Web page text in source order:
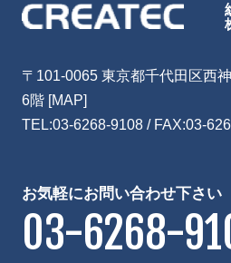
〒101-0065 東京都千代田区西
6階 [MAP]
TEL:03-6268-9108/ FAX:03-
お気軽にお問い合わせ下さい
03-6268-